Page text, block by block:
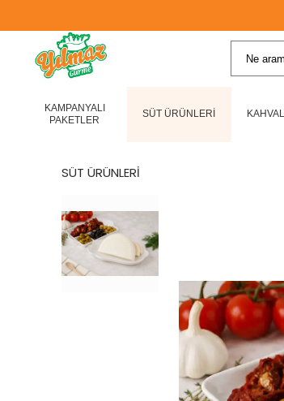
KAMPANYALI
PAKETLER
SÜT ÜRÜNLERİ
SÜT ÜRÜNLERİ